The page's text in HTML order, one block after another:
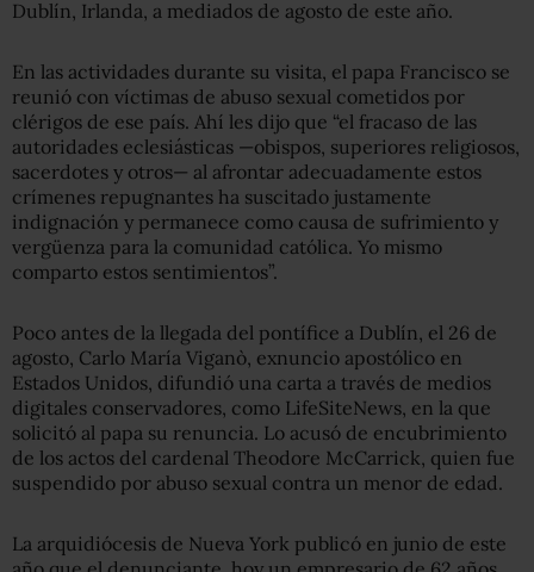
Dublín, Irlanda, a mediados de agosto de este año.
En las actividades durante su visita, el papa Francisco se
reunió con víctimas de abuso sexual cometidos por
clérigos de ese país. Ahí les dijo que “el fracaso de las
autoridades eclesiásticas —obispos, superiores religiosos,
sacerdotes y otros— al afrontar adecuadamente estos
crímenes repugnantes ha suscitado justamente
indignación y permanece como causa de sufrimiento y
vergüenza para la comunidad católica. Yo mismo
comparto estos sentimientos”.
Poco antes de la llegada del pontífice a Dublín, el 26 de
agosto, Carlo María Viganò, exnuncio apostólico en
Estados Unidos, difundió una carta a través de medios
digitales conservadores, como LifeSiteNews, en la que
solicitó al papa su renuncia. Lo acusó de encubrimiento
de los actos del cardenal Theodore McCarrick, quien fue
suspendido por abuso sexual contra un menor de edad.
La arquidiócesis de Nueva York publicó en junio de este